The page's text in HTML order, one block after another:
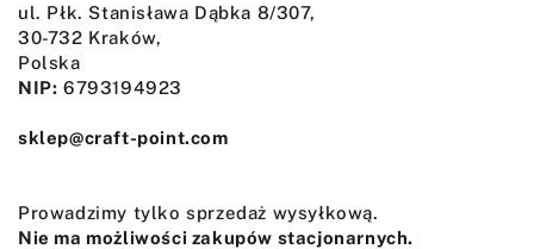
ul. Płk. Stanisława Dąbka 8/307,
30-732 Kraków,
Polska
NIP: 6793194923
sklep@craft-point.com
Prowadzimy tylko sprzedaż wysyłkową.
Nie ma możliwości zakupów stacjonarnych.